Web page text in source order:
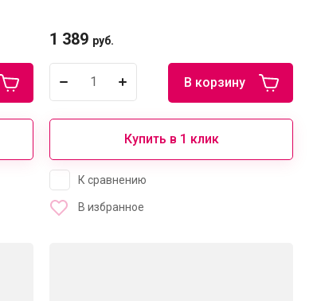
1 389 руб.
В корзину
Купить в 1 клик
К сравнению
В избранное